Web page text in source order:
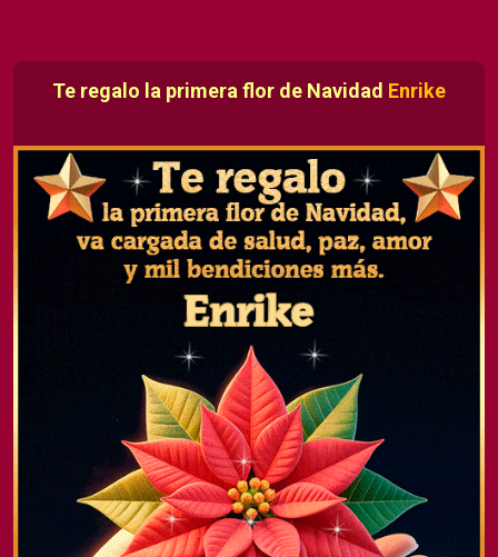
Te regalo la primera flor de Navidad Enrike